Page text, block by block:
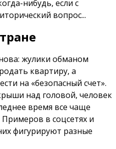
нибудь, если с
вопрос...
жулики обманом
квартиру, а
на «безопасный счет».
над головой, человек
время все чаще
Примеров в соцсетях и
фигурируют разные